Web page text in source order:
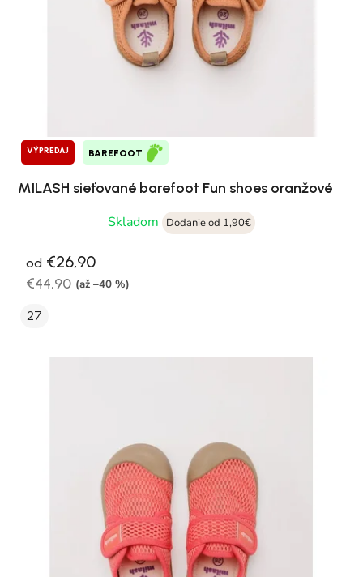
VÝPREDAJ BAREFOOT
MILASH sieťované barefoot Fun shoes oranžové
Skladom
Dodanie od 1,90€
od €26,90
€44,90 (až –40 %)
27